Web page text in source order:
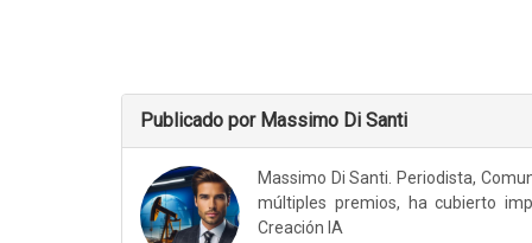
Publicado por Massimo Di Santi
Massimo Di Santi. Periodista,
múltiples premios, ha cubierto
Creación IA